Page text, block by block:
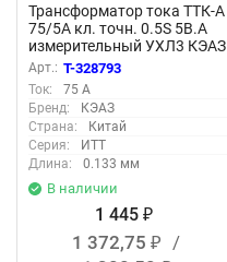
Трансформатор тока ТТК-А
75/5А кл. точн. 0.5S 5В.А
измерительный УХЛ3 КЭАЗ
219664
Арт.: T-328793
Ток:
75 А
Бренд:
КЭАЗ
Страна:
Китай
Серия:
ИТТ
Длина:
0.133 мм
В наличии
1 445 ₽
1 372,75 ₽
/